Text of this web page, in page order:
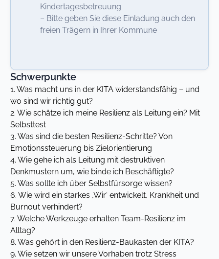
Kindertagesbetreuung
– Bitte geben Sie diese Einladung auch den
freien Trägern in Ihrer Kommune
Schwerpunkte
1. Was macht uns in der KITA widerstandsfähig – und
wo sind wir richtig gut?
2. Wie schätze ich meine Resilienz als Leitung ein? Mit
Selbsttest
3. Was sind die besten Resilienz-Schritte? Von
Emotionssteuerung bis Zielorientierung
4. Wie gehe ich als Leitung mit destruktiven
Denkmustern um, wie binde ich Beschäftigte?
5. Was sollte ich über Selbstfürsorge wissen?
6. Wie wird ein starkes ‚Wir‘ entwickelt, Krankheit und
Burnout verhindert?
7. Welche Werkzeuge erhalten Team-Resilienz im
Alltag?
8. Was gehört in den Resilienz-Baukasten der KITA?
9. Wie setzen wir unsere Vorhaben trotz Stress